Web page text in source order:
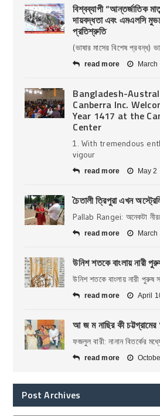
বিশ্বব্যাপী “আন্তর্জাতিক
দায়বদ্ধতা এবং এমএলসি
প্রতিশ্রুতি
(ভাষার মাসের বিশেষ প্রবন্ধ)
read more March
Bangladesh-
Canberra Inc.
Year 1417 at the
Center
1. With tremendous
vigour
read more May 2
চৈতালী ত্রিপুরা এখন
Pallab Rangei: অনেকটা
read more March
উনিশ শতকে বাংলায় নারী
উনিশ শতকে বাংলায় নারী পুরুষ
read more April
আ জ ম নাছির কী চট্টগ্রামের
ফজলুল বারী: নানান বিতর্কের
read more
Post Archives